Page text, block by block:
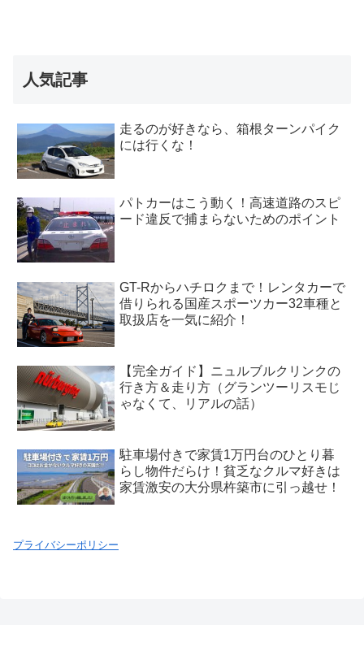
人気記事
走るのが好きなら、箱根ターンパイク
には行くな！
パトカーはこう動く！高速道路のスピ
ード違反で捕まらないためのポイント
GT-Rからハチロクまで！レンタカーで
借りられる国産スポーツカー32車種と
取扱店を一気に紹介！
【完全ガイド】ニュルブルクリンクの
行き方＆走り方（グランツーリスモじ
ゃなくて、リアルの話）
駐車場付きで家賃1万円台のひとり暮
らし物件だらけ！貧乏なクルマ好きは
家賃激安の大分県杵築市に引っ越せ！
プライバシーポリシー